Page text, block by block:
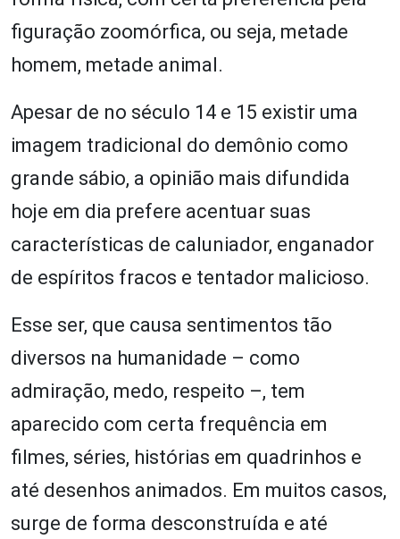
figuração zoomórfica, ou seja, metade
homem, metade animal.
Apesar de no século 14 e 15 existir uma
imagem tradicional do demônio como
grande sábio, a opinião mais difundida
hoje em dia prefere acentuar suas
características de caluniador, enganador
de espíritos fracos e tentador malicioso.
Esse ser, que causa sentimentos tão
diversos na humanidade – como
admiração, medo, respeito –, tem
aparecido com certa frequência em
filmes, séries, histórias em quadrinhos e
até desenhos animados. Em muitos casos,
surge de forma desconstruída e até